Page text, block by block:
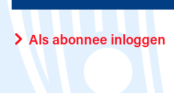
Als abonnee inloggen